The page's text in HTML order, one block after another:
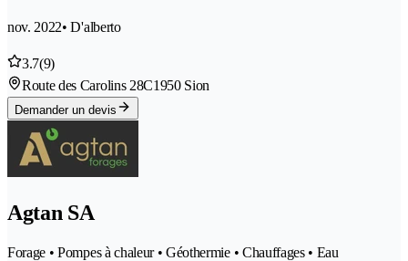
nov. 2022• D'alberto
3.7(9)
Route des Carolins 28C1950 Sion
Demander un devis
Agtan SA
Forage • Pompes à chaleur • Géothermie • Chauffages • Eau